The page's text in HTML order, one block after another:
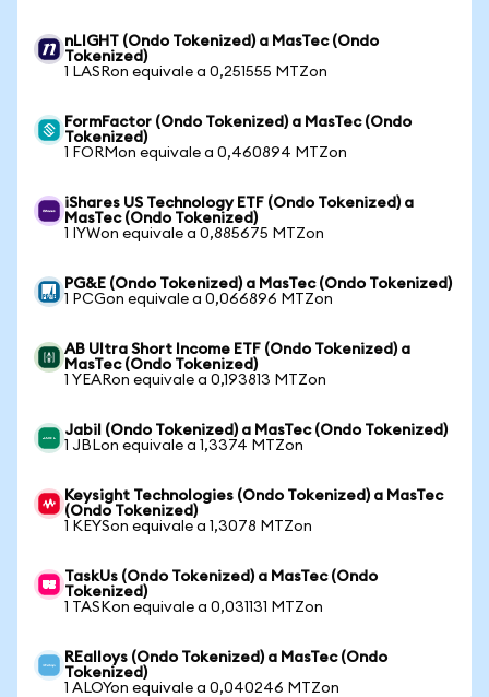
nLIGHT (Ondo Tokenized) a MasTec (Ondo
Tokenized)
1 LASRon equivale a 0,251555 MTZon
FormFactor (Ondo Tokenized) a MasTec (Ondo
Tokenized)
1 FORMon equivale a 0,460894 MTZon
iShares US Technology ETF (Ondo Tokenized) a
MasTec (Ondo Tokenized)
1 IYWon equivale a 0,885675 MTZon
PG&E (Ondo Tokenized) a MasTec (Ondo Tokenized)
1 PCGon equivale a 0,066896 MTZon
AB Ultra Short Income ETF (Ondo Tokenized) a
MasTec (Ondo Tokenized)
1 YEARon equivale a 0,193813 MTZon
Jabil (Ondo Tokenized) a MasTec (Ondo Tokenized)
1 JBLon equivale a 1,3374 MTZon
Keysight Technologies (Ondo Tokenized) a MasTec
(Ondo Tokenized)
1 KEYSon equivale a 1,3078 MTZon
TaskUs (Ondo Tokenized) a MasTec (Ondo
Tokenized)
1 TASKon equivale a 0,031131 MTZon
REalloys (Ondo Tokenized) a MasTec (Ondo
Tokenized)
1 ALOYon equivale a 0,040246 MTZon